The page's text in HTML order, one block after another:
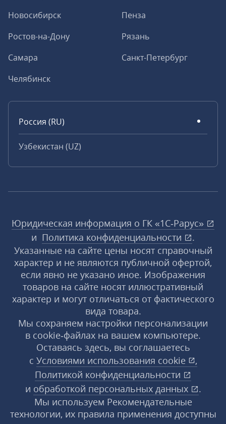
Новосибирск
Пенза
Ростов-на-Дону
Рязань
Самара
Санкт-Петербург
Челябинск
Россия (RU)
Узбекистан (UZ)
Юридическая информация о ГК «1С‑Рарус»
и Политика конфиденциальности
.
Указанные на сайте цены носят справочный
характер и не являются публичной офертой,
если явно не указано иное. Изображения
товаров на сайте носят иллюстративный
характер и могут отличаться от фактического
вида товара.
Мы сохраняем настройки персонализации
в cookie‑файлах на вашем компьютере.
Оставаясь здесь, вы соглашаетесь
с Условиями использования cookie
,
Политикой конфиденциальности
и обработкой персональных данных
.
Мы используем Рекомендательные
технологии, их правила применения доступны